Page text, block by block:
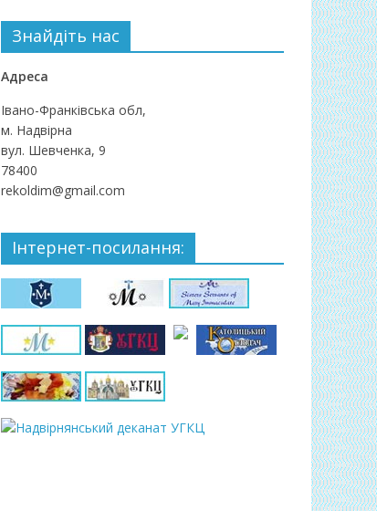
Знайдіть нас
Адреса
Івано-Франківська обл,
м. Надвірна
вул. Шевченка, 9
78400
rekoldim@gmail.com
Інтернет-посилання: